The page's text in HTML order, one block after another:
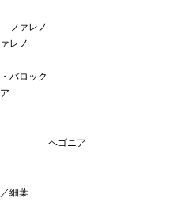
ファレノ
レノ
バロック
＞ ベゴニア
細葉